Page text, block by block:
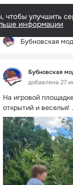
улучшить
информации
Бубновская модельная
Бубновская
добавлена 27
На игровой
открытий и веселья!